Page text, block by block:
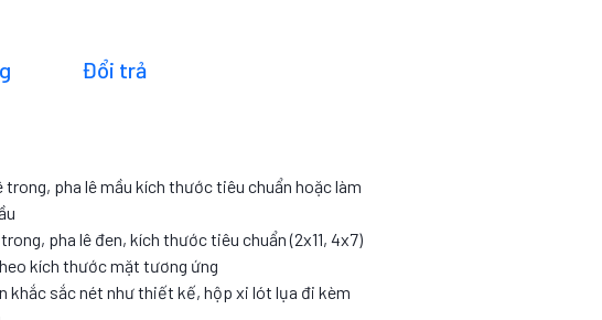
Đổi trả
trong, pha lê mầu kích thước tiêu chuẩn hoặc làm
pha lê đen, kích thước tiêu chuẩn (2x11, 4x7)
kích thước mặt tương ứng
khắc sắc nét như thiết kế, hộp xi lót lụa đi kèm